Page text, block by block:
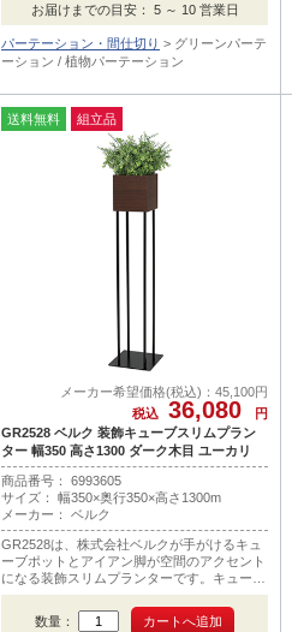
お届けまでの目安： 5 ～ 10 営業日
パーテーション・間仕切り
グリーンパーテ
ーション / 植物パーテーション
送料無料 組立品
メーカー希望価格(税込)：45,100円
税込
36,080
円
GR2528 ベルク 装飾キューブスリムプラン
ター 幅350 高さ1300 ダーク木目 ユーカリ
商品番号： 6993605
サイズ： 幅350×奥行350×高さ1300m
メーカー： ベルク
GR2528は、株式会社ベルクが手がけるキュ
ーブポットとアイアン脚が空間のアクセント
になる装飾スリムプランターです。キューブ
色はダーク木目でフェイクグリーン部メイン
はユーカリです。
数量：